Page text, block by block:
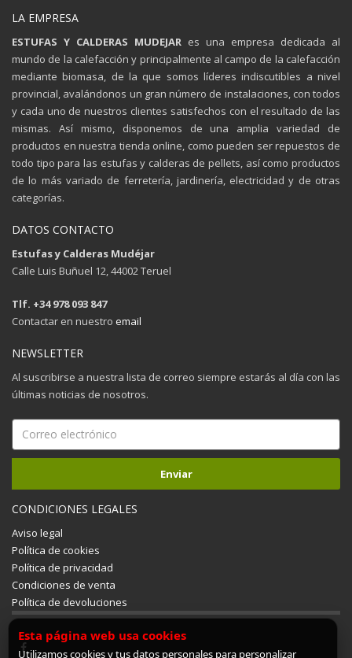
LA EMPRESA
ESTUFAS Y CALDERAS MUDEJAR es una empresa dedicada al
mundo de la calefacción y principalmente al campo de la calefacción
mediante biomasa, de la que somos líderes indiscutibles a nivel
provincial, avalándonos un gran número de instalaciones, con todos
y cada uno de nuestros clientes satisfechos con el resultado de las
mismas. Así mismo, disponemos de una amplia variedad de
productos en nuestra tienda online, como pueden ser repuestos de
todo tipo para las estufas y calderas de pellets, así como productos
de lo más variado de ferretería, jardinería, electricidad y de otras
categorías.
DATOS CONTACTO
Estufas y Calderas Mudéjar
Calle Luis Buñuel 12, 44002 Teruel
Tlf. +34 978 093 847
Contactar en nuestro email
NEWSLETTER
Al suscribirse a nuestra lista de correo siempre estarás al día con las
últimas noticias de nosotros.
CONDICIONES LEGALES
Aviso legal
Política de cookies
Política de privacidad
Condiciones de venta
Política de devoluciones
Esta página web usa cookies
Utilizamos cookies y tus datos personales para personalizar